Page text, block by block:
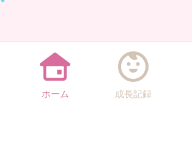
ホーム 成長記録